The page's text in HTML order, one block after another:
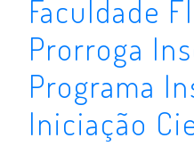
Faculdade
Prorroga
Programa
Iniciação